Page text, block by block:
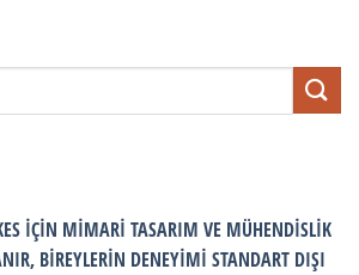
İÇİN MİMARİ TASARIM VE MÜHENDİSLİK
BİREYLERİN DENEYİMİ STANDART DIŞI